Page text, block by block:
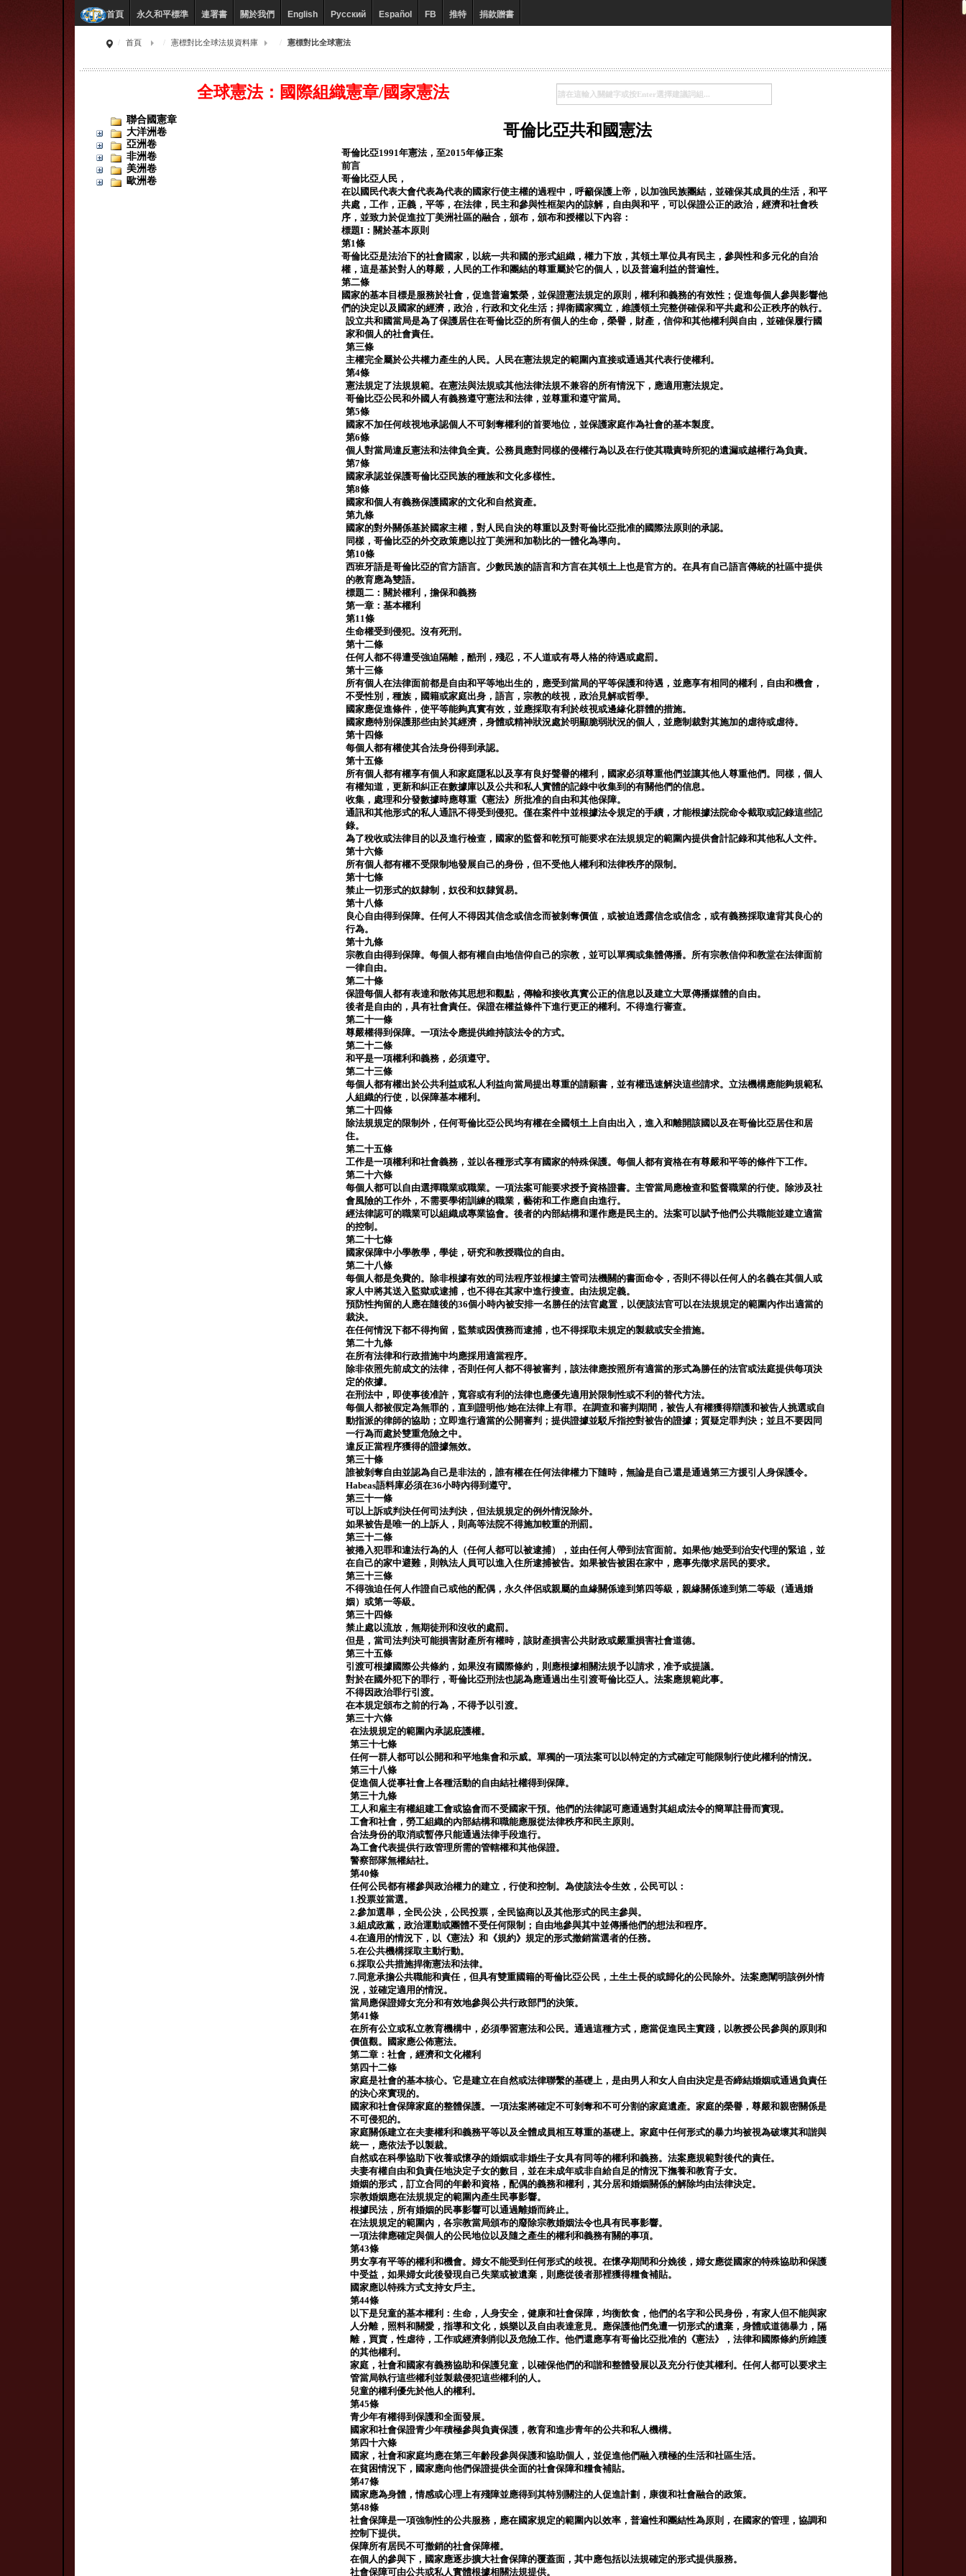
首頁 永久和平標準 連署書 關於我們 English Русский Español FB 推特 捐款贈書
首頁 憲標對比全球法規資料庫 憲標對比全球憲法
全球憲法：國際組織憲章/國家憲法
聯合國憲章
大洋洲卷
亞洲卷
非洲卷
美洲卷
歐洲卷
哥倫比亞共和國憲法
哥倫比亞1991年憲法，至2015年修正案
前言
哥倫比亞人民，
在以國民代表大會代表為代表的國家行使主權的過程中，呼籲保護上帝，以加強民族團結，並確保其成員的生活，和平
共處，工作，正義，平等，在法律，民主和參與性框架內的諒解，自由與和平，可以保證公正的政治，經濟和社會秩
序，並致力於促進拉丁美洲社區的融合，頒布，頒布和授權以下內容：
標題I：關於基本原則
第1條
哥倫比亞是法治下的社會國家，以統一共和國的形式組織，權力下放，其領土單位具有民主，參與性和多元化的自治
權，這是基於對人的尊嚴，人民的工作和團結的尊重屬於它的個人，以及普遍利益的普遍性。
第二條
國家的基本目標是服務於社會，促進普遍繁榮，並保證憲法規定的原則，權利和義務的有效性；促進每個人參與影響他
們的決定以及國家的經濟，政治，行政和文化生活；捍衛國家獨立，維護領土完整併確保和平共處和公正秩序的執行。
設立共和國當局是為了保護居住在哥倫比亞的所有個人的生命，榮譽，財產，信仰和其他權利與自由，並確保履行國
家和個人的社會責任。
第三條
主權完全屬於公共權力產生的人民。人民在憲法規定的範圍內直接或通過其代表行使權利。
第4條
憲法規定了法規規範。在憲法與法規或其他法律法規不兼容的所有情況下，應適用憲法規定。
哥倫比亞公民和外國人有義務遵守憲法和法律，並尊重和遵守當局。
第5條
國家不加任何歧視地承認個人不可剝奪權利的首要地位，並保護家庭作為社會的基本製度。
第6條
個人對當局違反憲法和法律負全責。公務員應對同樣的侵權行為以及在行使其職責時所犯的遺漏或越權行為負責。
第7條
國家承認並保護哥倫比亞民族的種族和文化多樣性。
第8條
國家和個人有義務保護國家的文化和自然資產。
第九條
國家的對外關係基於國家主權，對人民自決的尊重以及對​​哥倫比亞批准的國際法原則的承認。
同樣，哥倫比亞的外交政策應以拉丁美洲和加勒比的一體化為導向。
第10條
西班牙語是哥倫比亞的官方語言。少數民族的語言和方言在其領土上也是官方的。在具有自己語言傳統的社區中提供
的教育應為雙語。
標題二：關於權利，擔保和義務
第一章：基本權利
第11條
生命權受到侵犯。沒有死刑。
第十二條
任何人都不得遭受強迫隔離，酷刑，殘忍，不人道或有辱人格的待遇或處罰。
第十三條
所有個人在法律面前都是自由和平等地出生的，應受到當局的平等保護和待遇，並應享有相同的權利，自由和機會，
不受性別，種族，國籍或家庭出身，語言，宗教的歧視，政治見解或哲學。
國家應促進條件，使平等能夠真實有效，並應採取有利於歧視或邊緣化群體的措施。
國家應特別保護那些由於其經濟，身體或精神狀況處於明顯脆弱狀況的個人，並應制裁對其施加的虐待或虐待。
第十四條
每個人都有權使其合法身份得到承認。
第十五條
所有個人都有權享有個人和家庭隱私以及享有良好聲譽的權利，國家必須尊重他們並讓其他人尊重他們。同樣，個人
有權知道，更新和糾正在數據庫以及公共和私人實體的記錄中收集到的有關他們的信息。
收集，處理和分發數據時應尊重《憲法》所批准的自由和其他保障。
通訊和其他形式的私人通訊不得受到侵犯。僅在案件中並根據法令規定的手續，才能根據法院命令截取或記錄這些記
錄。
為了稅收或法律目的以及進行檢查，國家的監督和乾預可能要求在法規規定的範圍內提供會計記錄和其他私人文件。
第十六條
所有個人都有權不受限制地發展自己的身份，但不受他人權利和法律秩序的限制。
第十七條
禁止一切形式的奴隸制，奴役和奴隸貿易。
第十八條
良心自由得到保障。任何人不得因其信念或信念而被剝奪價值，或被迫透露信念或信念，或有義務採取違背其良心的
行為。
第十九條
宗教自由得到保障。每個人都有權自由地信仰自己的宗教，並可以單獨或集體傳播。所有宗教信仰和教堂在法律面前
一律自由。
第二十條
保證每個人都有表達和散佈其思想和觀點，傳輸和接收真實公正的信息以及建立大眾傳播媒體的自由。
後者是自由的，具有社會責任。保證在權益條件下進行更正的權利。不得進行審查。
第二十一條
尊嚴權得到保障。一項法令應提供維持該法令的方式。
第二十二條
和平是一項權利和義務，必須遵守。
第二十三條
每個人都有權出於公共利益或私人利益向當局提出尊重的請願書，並有權迅速解決這些請求。立法機構應能夠規範私
人組織的行使，以保障基本權利。
第二十四條
除法規規定的限制外，任何哥倫比亞公民均有權在全國領土上自由出入，進入和離開該國以及在哥倫比亞居住和居
住。
第二十五條
工作是一項權利和社會義務，並以各種形式享有國家的特殊保護。每個人都有資格在有尊嚴和平等的條件下工作。
第二十六條
每個人都可以自由選擇職業或職業。一項法案可能要求授予資格證書。主管當局應檢查和監督職業的行使。除涉及社
會風險的工作外，不需要學術訓練的職業，藝術和工作應自由進行。
經法律認可的職業可以組織成專業協會。後者的內部結構和運作應是民主的。法案可以賦予他們公共職能並建立適當
的控制。
第二十七條
國家保障中小學教學，學徒，研究和教授職位的自由。
第二十八條
每個人都是免費的。除非根據有效的司法程序並根據主管司法機關的書面命令，否則不得以任何人的名義在其個人或
家人中將其送入監獄或逮捕，也不得在其家中進行搜查。由法規定義。
預防性拘留的人應在隨後的36個小時內被安排一名勝任的法官處置，以便該法官可以在法規規定的範圍內作出適當的
裁決。
在任何情況下都不得拘留，監禁或因債務而逮捕，也不得採取未規定的製裁或安全措施。
第二十九條
在所有法律和行政措施中均應採用適當程序。
除非依照先前成文的法律，否則任何人都不得被審判，該法律應按照所有適當的形式為勝任的法官或法庭提供每項決
定的依據。
在刑法中，即使事後准許，寬容或有利的法律​​也應優先適用於限制性或不利的替代方法。
每個人都被假定為無罪的，直到證明他/她在法律上有罪。在調查和審判期間，被告人有權獲得辯護和被告人挑選或自
動指派的律師的協助；立即進行適當的公開審判；提供證據並駁斥指控對被告的證據；質疑定罪判決；並且不要因同
一行為而處於雙重危險之中。
違反正當程序獲得的證據無效。
第三十條
誰被剝奪自由並認為自己是非法的，誰有權在任何法律權力下隨時，無論是自己還是通過第三方援引人身保護令。
Habeas語料庫必須在36小時內得到遵守。
第三十一條
可以上訴或判決任何司法判決，但法規規定的例外情況除外。
如果被告是唯一的上訴人，則高等法院不得施加較重的刑罰。
第三十二條
被捲入犯罪和違法行為的人（任何人都可以被逮捕），並由任何人帶到法官面前。如果他/她受到治安代理的緊追，並
在自己的家中避難，則執法人員可以進入住所逮捕被告。如果被告被困在家中，應事先徵求居民的要求。
第三十三條
不得強迫任何人作證自己或他的配偶，永久伴侶或親屬的血緣關係達到第四等級，親緣關係達到第二等級（通過婚
姻）或第一等級。
第三十四條
禁止處以流放，無期徒刑和沒收的處罰。
但是，當司法判決可能損害財產所有權時，該財產損害公共財政或嚴重損害社會道德。
第三十五條
引渡可根據國際公共條約，如果沒有國際條約，則應根據相關法規予以請求，准予或提議。
對於在國外犯下的罪行，哥倫比亞刑法也認為應通過出生引渡哥倫比亞人。法案應規範此事。
不得因政治罪行引渡。
在本規定頒布之前的行為，不得予以引渡。
第三十六條
在法規規定的範圍內承認庇護權。
第三十七條
任何一群人都可以公開和和平地集會和示威。單獨的一項法案可以以特定的方式確定可能限制行使此權利的情況。
第三十八條
促進個人從事社會上各種活動的自由結社權得到保障。
第三十九條
工人和雇主有權組建工會或協會而不受國家干預。他們的法律認可應通過對其組成法令的簡單註冊而實現。
工會和社會，勞工組織的內部結構和職能應服從法律秩序和民主原則。
合法身份的取消或暫停只能通過法律手段進行。
為工會代表提供行政管理所需的管轄權和其他保證。
警察部隊無權結社。
第40條
任何公民都有權參與政治權力的建立，行使和控制。為使該法令生效，公民可以：
1.投票並當選。
2.參加選舉，全民公決，公民投票，全民協商以及其他形式的民主參與。
3.組成政黨，政治運動或團體不受任何限制；自由地參與其中並傳播他們的想法和程序。
4.在適用的情況下，以《憲法》和《規約》規定的形式撤銷當選者的任務。
5.在公共機構採取主動行動。
6.採取公共措施捍衛憲法和法律。
7.同意承擔公共職能和責任，但具有雙重國籍的哥倫比亞公民，土生土長的或歸化的公民除外。法案應闡明該例外情
況，並確定適用的情況。
當局應保證婦女充分和有效地參與公共行政部門的決策。
第41條
在所有公立或私立教育機構中，必須學習憲法和公民。通過這種方式，應當促進民主實踐，以教授公民參與的原則和
價值觀。國家應公佈憲法。
第二章：社會，經濟和文化權利
第四十二條
家庭是社會的基本核心。它是建立在自然或法律聯繫的基礎上，是由男人和女人自由決定是否締結婚姻或通過負責任
的決心來實現的。
國家和社會保障家庭的整體保護。一項法案將確定不可剝奪和不可分割的家庭遺產。家庭的榮譽，尊嚴和親密關係是
不可侵犯的。
家庭關係建立在夫妻權利和義務平等以及全體成員相互尊重的基礎上。家庭中任何形式的暴力均被視為破壞其和諧與
統一，應依法予以製裁。
自然或在科學協助下收養或懷孕的婚姻或非婚生子女具有同等的權利和義務。法案應規範對後代的責任。
夫妻有權自由和負責任地決定子女的數目，並在未成年或非自給自足的情況下撫養和教育子女。
婚姻的形式，訂立合同的年齡和資格，配偶的義務和權利，其分居和婚姻關係的解除均由法律決定。
宗教婚姻應在法規規定的範圍內產生民事影響。
根據民法，所有婚姻的民事影響可以通過離婚而終止。
在法規規定的範圍內，各宗教當局頒布的廢除宗教婚姻法令也具有民事影響。
一項法律應確定與個人的公民地位以及隨之產生的權利和義務有關的事項。
第43條
男女享有平等的權利和機會。婦女不能受到任何形式的歧視。在懷孕期間和分娩後，婦女應從國家的特殊協助和保護
中受益，如果婦女此後發現自己失業或被遺棄，則應從後者那裡獲得糧食補貼。
國家應以特殊方式支持女戶主。
第44條
以下是兒童的基本權利：生命，人身安全，健康和社會保障，均衡飲食，他們的名字和公民身份，有家人但不能與家
人分離，照料和關愛，指導和文化，娛樂以及自由表達意見。應保護他們免遭一切形式的遺棄，身體或道德暴力，隔
離，買賣，性虐待，工作或經濟剝削以及危險工作。他們還應享有哥倫比亞批准的《憲法》，法律和國際條約所維護
的其他權利。
家庭，社會和國家有義務協助和保護兒童，以確保他們的和諧和整體發展以及充分行使其權利。任何人都可以要求主
管當局執行這些權利並製裁侵犯這些權利的人。
兒童的權利優先於他人的權利。
第45條
青少年有權得到保護和全面發展。
國家和社會保證青少年積極參與負責保護，教育和進步青年的公共和私人機構。
第四十六條
國家，社會和家庭均應在第三年齡段參與保護和協助個人，並促進他們融入積極的生活和社區生活。
在貧困情況下，國家應向他們保證提供全面的社會保障和糧食補貼。
第47條
國家應為身體，情感或心理上有殘障並應得到其特別關注的人促進計劃，康復和社會融合的政策。
第48條
社會保障是一項強制性的公共服務，應在國家規定的範圍內以效率，普遍性和團結性為原則，在國家的管理，協調和
控制下提供。
保障所有居民不可撤銷的社會保障權。
在個人的參與下，國家應逐步擴大社會保障的覆蓋面，其中應包括以法規確定的形式提供服務。
社會保障可由公共或私人實體根據相關法規提供。